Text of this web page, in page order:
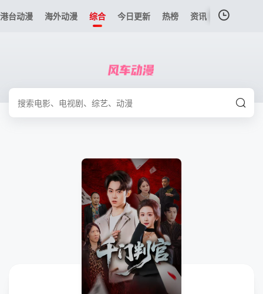
港台动漫 海外动漫 综合 今日更新 热榜 资讯